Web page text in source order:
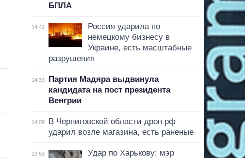
БПЛА
14:42
Россия ударила по
немецкому бизнесу в
Украине, есть масштабные
разрушения
14:33
Партия Мадяра выдвинула
кандидата на пост президента
Венгрии
14:09
В Черниговской области дрон рф
ударил возле магазина, есть раненые
13:53
Удар по Харькову: мэр